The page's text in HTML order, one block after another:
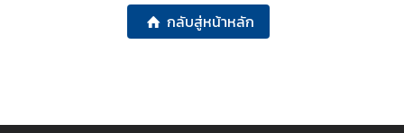
กลับสู่หน้าหลัก